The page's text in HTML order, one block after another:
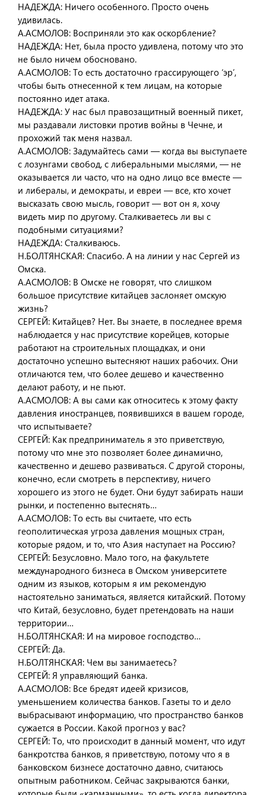
НАДЕЖДА: Ничего особенного. Просто очень
удивилась.
А.АСМОЛОВ: Восприняли это как оскорбление?
НАДЕЖДА: Нет, была просто удивлена, потому что это
не было ничем обосновано.
А.АСМОЛОВ: То есть достаточно грассирующего ‘эр’,
чтобы быть отнесенной к тем лицам, на которые
постоянно идет атака.
НАДЕЖДА: У нас был правозащитный военный пикет,
мы раздавали листовки против войны в Чечне, и
прохожий так меня назвал.
А.АСМОЛОВ: Задумайтесь сами — когда вы выступаете
с лозунгами свобод, с либеральными мыслями, — не
оказывается ли часто, что на одно лицо все вместе —
и либералы, и демократы, и евреи — все, кто хочет
высказать свою мысль, говорит — вот он я, хочу
видеть мир по другому. Сталкиваетесь ли вы с
подобными ситуациями?
НАДЕЖДА: Сталкиваюсь.
Н.БОЛТЯНСКАЯ: Спасибо. А на линии у нас Сергей из
Омска.
А.АСМОЛОВ: В Омске не говорят, что слишком
большое присутствие китайцев заслоняет омскую
жизнь?
СЕРГЕЙ: Китайцев? Нет. Вы знаете, в последнее время
наблюдается у нас присутствие корейцев, которые
работают на строительных площадках, и они
достаточно успешно вытесняют наших рабочих. Они
отличаются тем, что более дешево и качественно
делают работу, и не пьют.
А.АСМОЛОВ: А вы сами как относитесь к этому факту
давления иностранцев, появившихся в вашем городе,
что испытываете?
СЕРГЕЙ: Как предприниматель я это приветствую,
потому что мне это позволяет более динамично,
качественно и дешево развиваться. С другой стороны,
конечно, если смотреть в перспективу, ничего
хорошего из этого не будет. Они будут забирать наши
рынки, и постепенно вытеснять…
А.АСМОЛОВ: То есть вы считаете, что есть
геополитическая угроза давления мощных стран,
которые рядом, и то, что Азия наступает на Россию?
СЕРГЕЙ: Безусловно. Мало того, на факультете
международного бизнеса в Омском университете
одним из языков, которым я им рекомендую
настоятельно заниматься, является китайский. Потому
что Китай, безусловно, будет претендовать на наши
территории…
Н.БОЛТЯНСКАЯ: И на мировое господство…
СЕРГЕЙ: Да.
Н.БОЛТЯНСКАЯ: Чем вы занимаетесь?
СЕРГЕЙ: Я управляющий банка.
А.АСМОЛОВ: Все бредят идеей кризисов,
уменьшением количества банков. Газеты то и дело
выбрасывают информацию, что пространство банков
сужается в России. Какой прогноз у вас?
СЕРГЕЙ: То, что происходит в данный момент, что идут
банкротства банков, я приветствую, потому что я в
банковском бизнесе достаточно давно, считаюсь
опытным работником. Сейчас закрываются банки,